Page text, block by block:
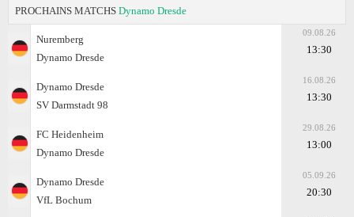
PROCHAINS MATCHS Dynamo Dresde
Nuremberg
Dynamo Dresde
09.08.26
13:30
Dynamo Dresde
SV Darmstadt 98
16.08.26
13:30
FC Heidenheim
Dynamo Dresde
29.08.26
13:00
Dynamo Dresde
VfL Bochum
05.09.26
20:30